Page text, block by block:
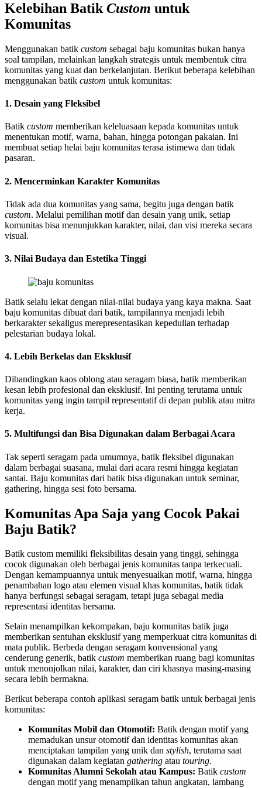
Kelebihan Batik Custom untuk
Komunitas
Menggunakan batik custom sebagai baju komunitas bukan hanya
soal tampilan, melainkan langkah strategis untuk membentuk citra
komunitas yang kuat dan berkelanjutan. Berikut beberapa kelebihan
menggunakan batik custom untuk komunitas:
1. Desain yang Fleksibel
Batik custom memberikan keleluasaan kepada komunitas untuk
menentukan motif, warna, bahan, hingga potongan pakaian. Ini
membuat setiap helai baju komunitas terasa istimewa dan tidak
pasaran.
2. Mencerminkan Karakter Komunitas
Tidak ada dua komunitas yang sama, begitu juga dengan batik
custom. Melalui pemilihan motif dan desain yang unik, setiap
komunitas bisa menunjukkan karakter, nilai, dan visi mereka secara
visual.
3. Nilai Budaya dan Estetika Tinggi
Batik selalu lekat dengan nilai-nilai budaya yang kaya makna. Saat
baju komunitas dibuat dari batik, tampilannya menjadi lebih
berkarakter sekaligus merepresentasikan kepedulian terhadap
pelestarian budaya lokal.
4. Lebih Berkelas dan Eksklusif
Dibandingkan kaos oblong atau seragam biasa, batik memberikan
kesan lebih profesional dan eksklusif. Ini penting terutama untuk
komunitas yang ingin tampil representatif di depan publik atau mitra
kerja.
5. Multifungsi dan Bisa Digunakan dalam Berbagai Acara
Tak seperti seragam pada umumnya, batik fleksibel digunakan
dalam berbagai suasana, mulai dari acara resmi hingga kegiatan
santai. Baju komunitas dari batik bisa digunakan untuk seminar,
gathering, hingga sesi foto bersama.
Komunitas Apa Saja yang Cocok Pakai
Baju Batik?
Batik custom memiliki fleksibilitas desain yang tinggi, sehingga
cocok digunakan oleh berbagai jenis komunitas tanpa terkecuali.
Dengan kemampuannya untuk menyesuaikan motif, warna, hingga
penambahan logo atau elemen visual khas komunitas, batik tidak
hanya berfungsi sebagai seragam, tetapi juga sebagai media
representasi identitas bersama.
Selain menampilkan kekompakan, baju komunitas batik juga
memberikan sentuhan eksklusif yang memperkuat citra komunitas di
mata publik. Berbeda dengan seragam konvensional yang
cenderung generik, batik custom memberikan ruang bagi komunitas
untuk menonjolkan nilai, karakter, dan ciri khasnya masing-masing
secara lebih bermakna.
Berikut beberapa contoh aplikasi seragam batik untuk berbagai jenis
komunitas:
Komunitas Mobil dan Otomotif: Batik dengan motif yang
memadukan unsur otomotif dan identitas komunitas akan
menciptakan tampilan yang unik dan stylish, terutama saat
digunakan dalam kegiatan gathering atau touring.
Komunitas Alumni Sekolah atau Kampus: Batik custom
dengan motif yang menampilkan tahun angkatan, lambang